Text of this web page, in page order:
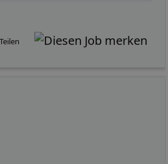
Teilen